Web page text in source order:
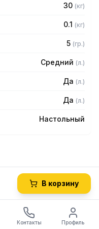
30 (кг)
0.1 (кг)
5 (гр.)
Средний (л.)
Да (л.)
Да (л.)
Настольный
В корзину
Контакты Профиль